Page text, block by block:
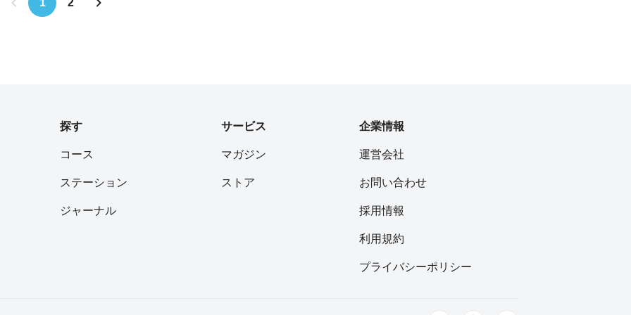
茶山古墳(ちゃやまこふん) 20
墳(ぜにづかこふん) 800m 旗塚
かこふん) 150m グワンショウ坊
ショウボウコフン) 500m 孫太夫
やまこふん) 500m 樋の谷古墳(ひ
七観音古墳(しちかんのんこふん)
1 2
探す
コース
ステーション
ジャーナル
サービス
マガジン
ストア
企業情報
運営会社
お問い合わせ
採用情報
利用規約
プライバシーポリシー